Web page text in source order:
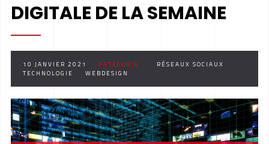
DIGITALE DE LA SEMAINE
10 JANVIER 2021 CATÉGORIE :
RÉSEAUX SOCIAUX
TECHNOLOGIE
WEBDESIGN